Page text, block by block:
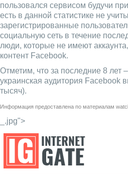
пользовался сервисом будучи
есть в данной статистике не
зарегистрированные
социальную сеть в течение
люди, которые не имеют
контент Facebook.
Отметим, что за последние 8 лет
украинская аудитория Facebook
тысяч).
Информация предоставлена по материалам
_.jpg">